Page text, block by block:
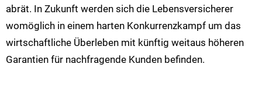
abrät. In Zukunft werden sich die Lebensversicherer
womöglich in einem harten Konkurrenzkampf um das
wirtschaftliche Überleben mit künftig weitaus höheren
Garantien für nachfragende Kunden befinden.